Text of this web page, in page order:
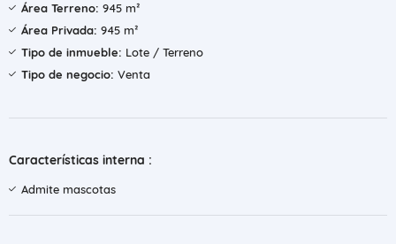
Área Terreno: 945 m²
Área Privada: 945 m²
Tipo de inmueble: Lote / Terreno
Tipo de negocio: Venta
Características interna :
Admite mascotas